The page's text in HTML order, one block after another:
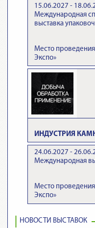
15.06.2027 -
Международная
выставка
Место
Экспо»
ИНДУСТРИЯ
24.06.2027 -
Международная
Место
Экспо»
НОВОСТИ ВЫСТАВОК